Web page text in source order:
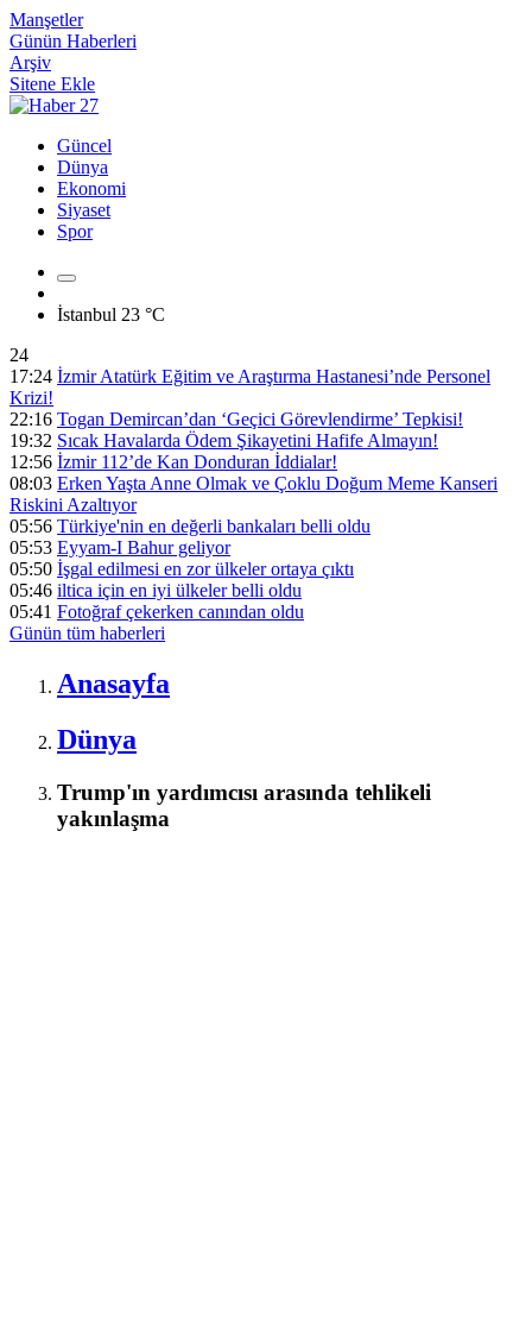
Manşetler
Günün Haberleri
Arşiv
Sitene Ekle
Güncel
Dünya
Ekonomi
Siyaset
Spor
İstanbul 23 °C
24
17:24 İzmir Atatürk Eğitim ve Araştırma Hastanesi’nde Personel
Krizi!
22:16 Togan Demircan’dan ‘Geçici Görevlendirme’ Tepkisi!
19:32 Sıcak Havalarda Ödem Şikayetini Hafife Almayın!
12:56 İzmir 112’de Kan Donduran İddialar!
08:03 Erken Yaşta Anne Olmak ve Çoklu Doğum Meme Kanseri
Riskini Azaltıyor
05:56 Türkiye'nin en değerli bankaları belli oldu
05:53 Eyyam-I Bahur geliyor
05:50 İşgal edilmesi en zor ülkeler ortaya çıktı
05:46 iltica için en iyi ülkeler belli oldu
05:41 Fotoğraf çekerken canından oldu
Günün tüm haberleri
Anasayfa
Dünya
Trump'ın yardımcısı arasında tehlikeli
yakınlaşma